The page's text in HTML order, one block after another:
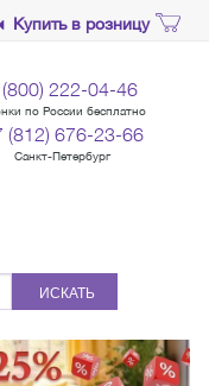
Купить в розницу
222-04-46
по России бесплатно
(812) 676-23-66
Санкт-Петербург
ИСКАТЬ